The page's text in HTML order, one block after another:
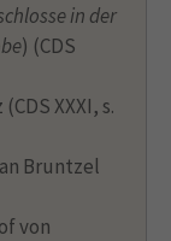
in der
) (CDS
XXXI, s.
Bruntzel
von